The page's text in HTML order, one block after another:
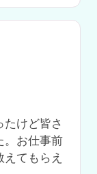
たけど皆さ
。お仕事前
てもらえ